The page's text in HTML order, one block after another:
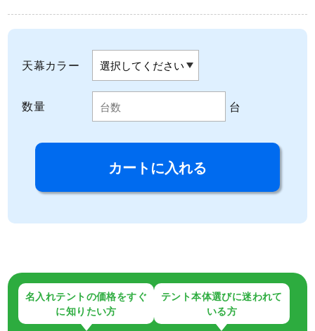
天幕カラー
数量 台
名入れテントの価格をすぐ
に知りたい方
テント本体選びに迷われて
いる方